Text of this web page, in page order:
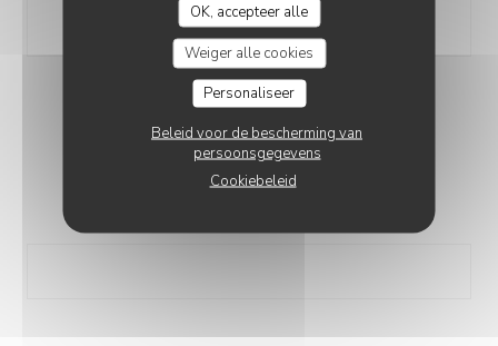
OK, accepteer alle
Weiger alle cookies
Personaliseer
Beleid voor de bescherming van
persoonsgegevens
Cookiebeleid
desserts. One or several on the same plate.
AU DINER
Entrées / Plat ou Plat / Dessert : 30€